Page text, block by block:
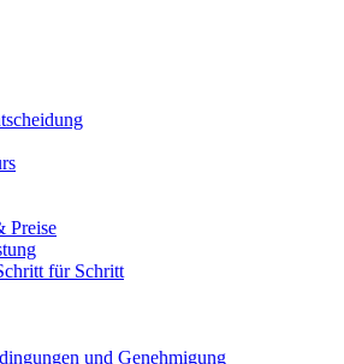
Preise
für Schritt
und Genehmigung